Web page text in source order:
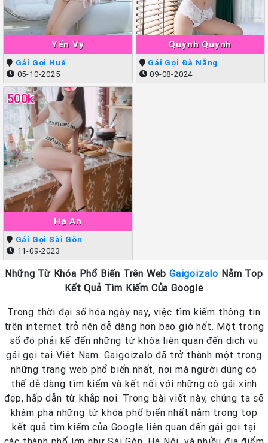
Yến Vy
Gái Gọi Huế
05-10-2025
Quỳnh Quỳnh
Gái Gọi Đà Nẵng
09-08-2024
Hạ An
500k
Gái Gọi Sài Gòn
11-09-2023
Những Từ Khóa Phổ Biến Trên WebGaigoizalo Nằm Top
Kết Quả Tìm Kiếm Của Google
Trong thời đại số hóa ngày nay, việc tìm kiếm thông tin
trên internet trở nên dễ dàng hơn bao giờ hết. Một trong
số đó phải kể đến những từ khóa liên quan đến dịch vụ
gái gọi tại Việt Nam. Gaigoizalo đã trở thành một trong
những trang web phổ biến nhất, nơi mà người dùng có
thể dễ dàng tìm kiếm và kết nối với những cô gái xinh
đẹp, hấp dẫn từ khắp nơi. Trong bài viết này, chúng ta sẽ
khám phá những từ khóa phổ biến nhất nằm trong top
kết quả tìm kiếm của Google liên quan đến gái gọi tại